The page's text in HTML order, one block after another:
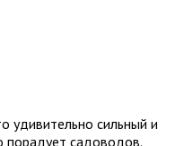
удивительно сильный и
порадует садоводов.